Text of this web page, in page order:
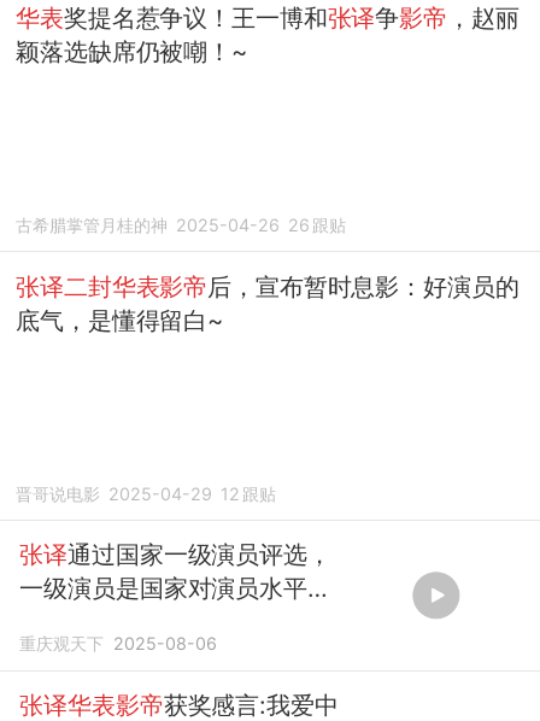
华表奖提名惹争议！王一博和张译争影帝 ，赵丽
颖落选缺席仍被嘲！~
古希腊掌管月桂的神 2025-04-26 26 跟贴
张译二封华表影帝 后，宣布暂时息影：好演员的
底气，是懂得留白~
晋哥说电影 2025-04-29 12 跟贴
张译通过国家一级演员评选，
一级演员是国家对演员水平的
帝
重庆观天下 2025-08-06
张译华表影帝获奖感言:我爱中